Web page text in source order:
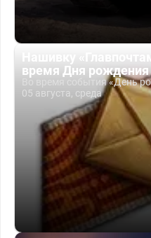
Нашивку
время Дня
Во время события «День
05 августа, среда